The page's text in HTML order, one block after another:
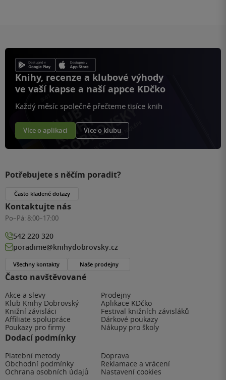
Knihy, recenze a klubové výhody
ve vaší kapse a naší appce KDčko
Každý měsíc společně přečteme tisíce knih
Více o aplikaci Více o klubu
Často navštěvované
Akce a slevy
Prodejny
Klub Knihy Dobrovský
Aplikace KDčko
Knižní závisláci
Festival knižních závisláků
Affiliate spolupráce
Dárkové poukazy
Poukazy pro firmy
Nákupy pro školy
Dodací podmínky
Platební metody
Doprava
Obchodní podmínky
Reklamace a vrácení
Ochrana osobních údajů
Nastavení cookies
Potřebujete s něčím poradit?
Často kladené dotazy
Kontaktujte nás
Po–Pá: 8:00–17:00
542 220 320
poradime@knihydobrovsky.cz
Všechny kontakty Naše prodejny